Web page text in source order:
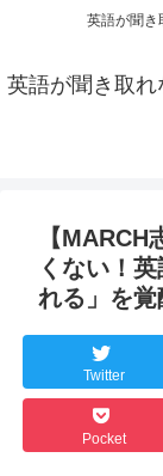
英語が聞き
英語が聞き取
【
くない！
れる」を覚
Twitter
Pocket